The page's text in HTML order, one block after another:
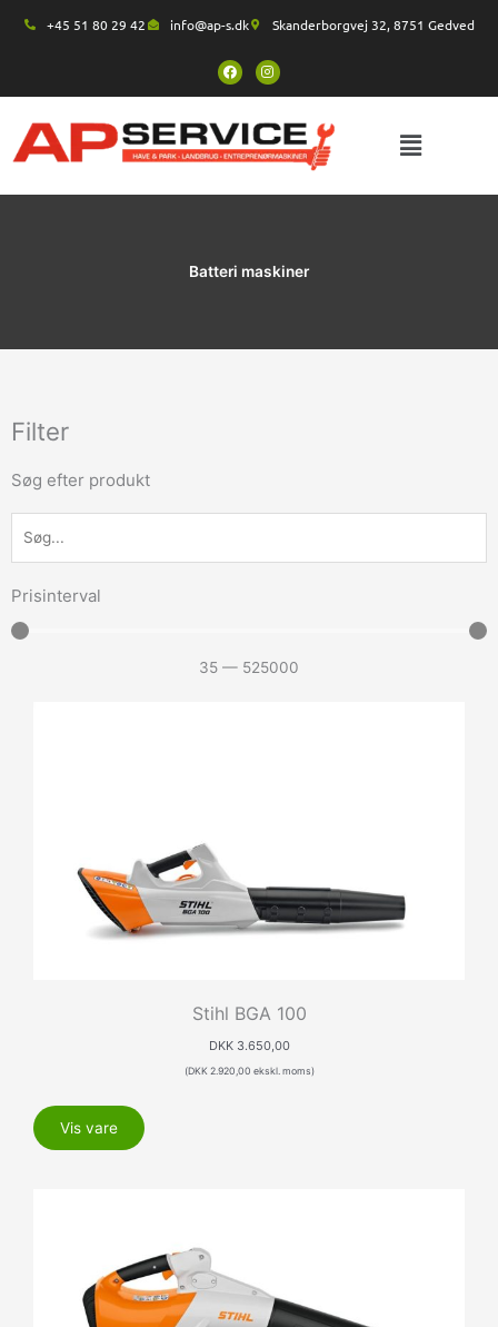
+45 51 80 29 42 info@ap-s.dk Skanderborgvej 32, ​8751 Gedved
F
a
b
o
o
k
I
n
a
g
r
a
Batteri maskiner
Filter
Søg efter produkt
Prisinterval
35 — 525000
Stihl BGA 100
DKK3.650,00
(DKK 2.920,00 ekskl. moms)
Vis vare